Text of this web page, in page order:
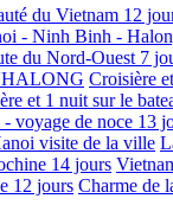
du Vietnam 12
- Ninh Binh -
du Nord-Ouest 7
Croisière
et 1 nuit sur le
voyage de noce 13
visite de la ville
14 jours
12 jours Charme de